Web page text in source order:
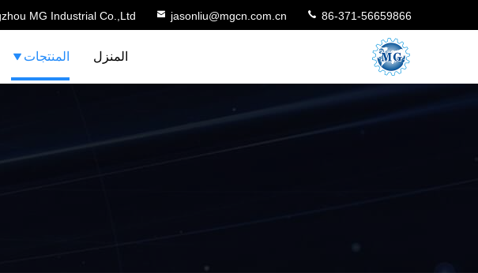
MG Industrial Co.,Ltd jasonliu@mgcn.com.cn 86-371-56659866
المنزل المنتجات